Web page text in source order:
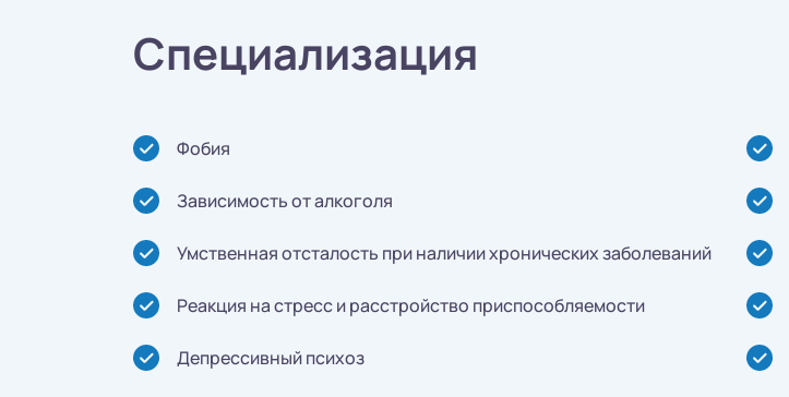
Специализация
Фобия
Зависимость от алкоголя
Умственная отсталость при наличии хронических заболеваний
Реакция на стресс и расстройство приспособляемости
Депрессивный психоз